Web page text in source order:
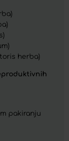
herba)
pakiranju